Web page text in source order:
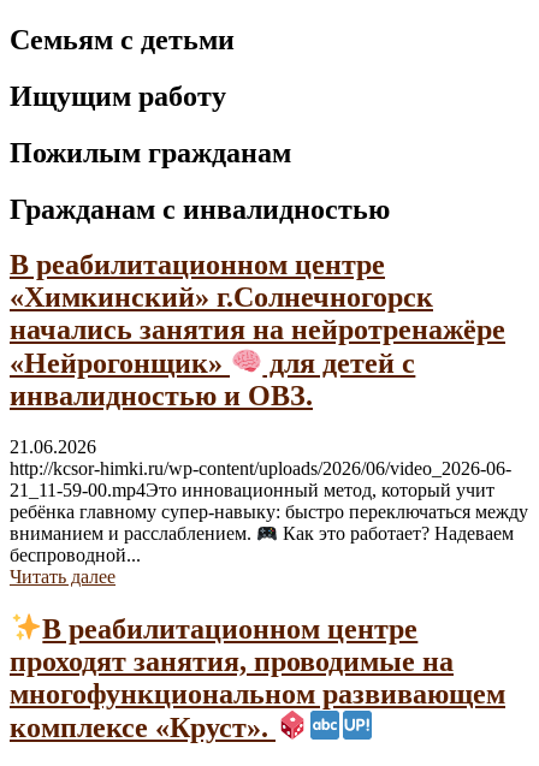
Семьям с детьми
Ищущим работу
Пожилым гражданам
Гражданам с инвалидностью
В реабилитационном центре
«Химкинский» г.Солнечногорск
начались занятия на нейротренажёре
«Нейрогонщик»
для детей с
инвалидностью и ОВЗ.
21.06.2026
http://kcsor-himki.ru/wp-content/uploads/2026/06/video_2026-06-
21_11-59-00.mp4Это инновационный метод, который учит
ребёнка главному супер-навыку: быстро переключаться между
вниманием и расслаблением.
Как это работает? Надеваем
беспроводной...
Читать далее
В реабилитационном центре
проходят занятия, проводимые на
многофункциональном развивающем
комплексе «Круст».